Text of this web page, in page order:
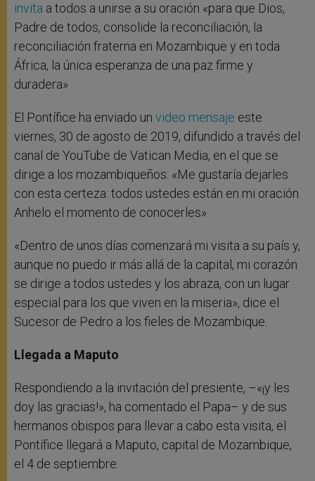
invita a todos a unirse a su oración «para que Dios,
Padre de todos, consolide la reconciliación, la
reconciliación fraterna en Mozambique y en toda
África, la única esperanza de una paz firme y
duradera».
El Pontífice ha enviado un video mensaje este
viernes, 30 de agosto de 2019, difundido a través del
canal de YouTube de Vatican Media, en el que se
dirige a los mozambiqueños: «Me gustaría dejarles
con esta certeza: todos ustedes están en mi oración.
Anhelo el momento de conocerles».
«Dentro de unos días comenzará mi visita a su país y,
aunque no puedo ir más allá de la capital, mi corazón
se dirige a todos ustedes y los abraza, con un lugar
especial para los que viven en la miseria», dice el
Sucesor de Pedro a los fieles de Mozambique.
Llegada a Maputo
Respondiendo a la invitación del presiente, –«¡y les
doy las gracias!», ha comentado el Papa– y de sus
hermanos obispos para llevar a cabo esta visita, el
Pontífice llegará a Maputo, capital de Mozambique,
el 4 de septiembre.